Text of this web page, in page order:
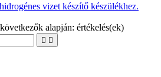
vizet készítő készülékhez.
alapján: értékelés(ek)
 